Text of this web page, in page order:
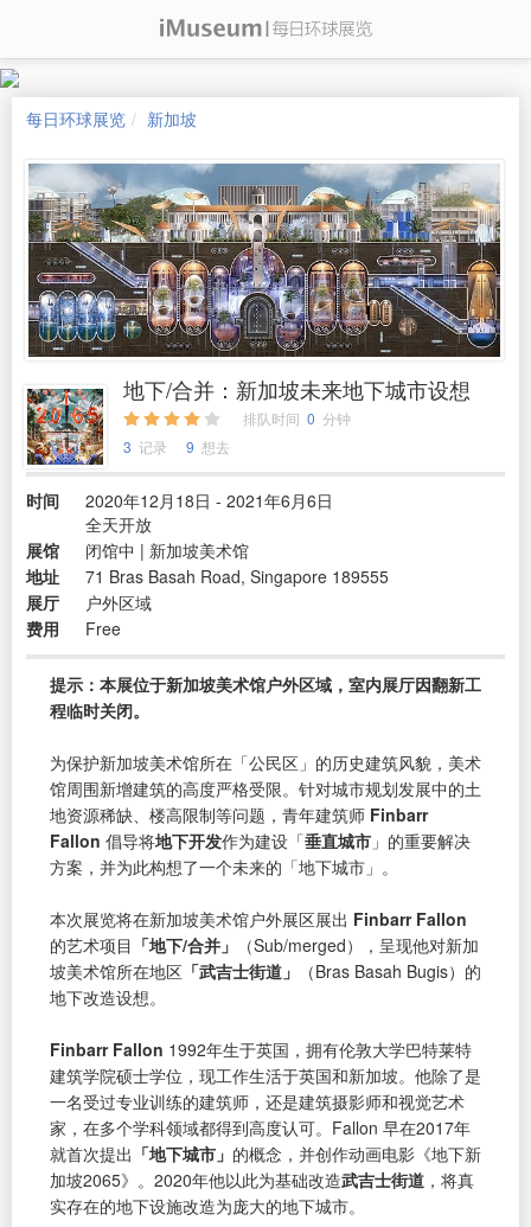
每日环球展览 新加坡
地下/合并：新加坡未来地下城市设想
排队时间 0 分钟
3 记录 9 想去
时间
2020年12月18日 - 2021年6月6日
全天开放
展馆
闭馆中 | 新加坡美术馆
地址
71 Bras Basah Road, Singapore 189555
展厅
户外区域
费用
Free
提示：本展位于新加坡美术馆户外区域，室内展厅因翻新工
程临时关闭。
为保护新加坡美术馆所在「公民区」的历史建筑风貌，美术
馆周围新增建筑的高度严格受限。针对城市规划发展中的土
地资源稀缺、楼高限制等问题，青年建筑师 Finbarr
Fallon 倡导将地下开发作为建设「垂直城市 」的重要解决
方案，并为此构想了一个未来的「地下城市」。
本次展览将在新加坡美术馆户外展区展出 Finbarr Fallon
的艺术项目 「地下/合并」
（Sub/merged），呈现他对新加
坡美术馆所在地区 「武吉士街道」
（Bras Basah Bugis）的
地下改造设想。
Finbarr Fallon 1992年生于英国，拥有伦敦大学巴特莱特
建筑学院硕士学位，现工作生活于英国和新加坡。他除了是
一名受过专业训练的建筑师，还是建筑摄影师和视觉艺术
家，在多个学科领域都得到高度认可。Fallon 早在2017年
就首次提出 「地下城市」 的概念，并创作动画电影《地下新
加坡2065》。2020年他以此为基础改造武吉士街道 ，将真
实存在的地下设施改造为庞大的地下城市。